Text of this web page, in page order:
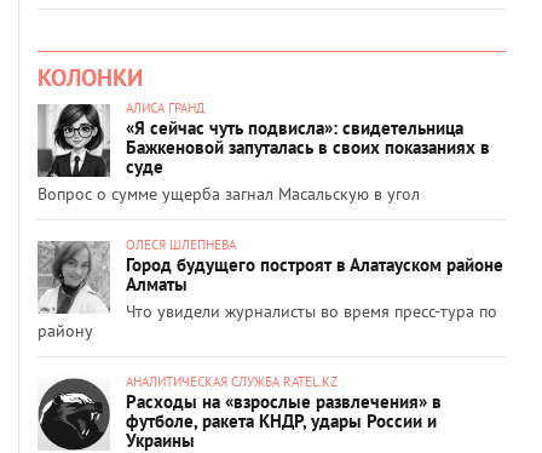
КОЛОНКИ
АЛИСА ГРАНД
«Я сейчас чуть подвисла»: свидетельница
Бажкеновой запуталась в своих показаниях в
суде
Вопрос о сумме ущерба загнал Масальскую в угол
ОЛЕСЯ ШЛЕПНЕВА
Город будущего построят в Алатауском районе
Алматы
Что увидели журналисты во время пресс-тура по
району
АНАЛИТИЧЕСКАЯ СЛУЖБА RATEL.KZ
Расходы на «взрослые развлечения» в
футболе, ракета КНДР, удары России и
Украины